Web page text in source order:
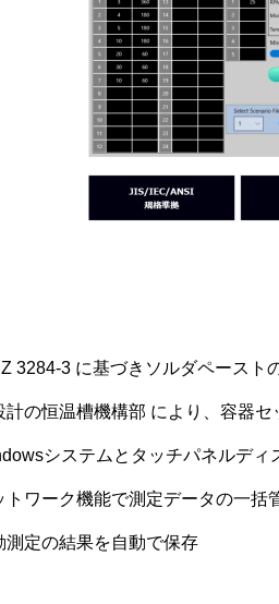
3284-3 に基づきソルダペースト
計の恒温槽機構部 により、容器
システムとタッチパネルデ
トワーク機能で測定データの一括
測定の結果を自動で保存